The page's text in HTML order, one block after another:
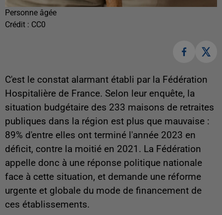
Personne âgée
Crédit : CC0
C'est le constat alarmant établi par la Fédération
Hospitalière de France. Selon leur enquête, la
situation budgétaire des 233 maisons de retraites
publiques dans la région est plus que mauvaise :
89% d'entre elles ont terminé l'année 2023 en
déficit, contre la moitié en 2021. La Fédération
appelle donc à une réponse politique nationale
face à cette situation, et demande une réforme
urgente et globale du mode de financement de
ces établissements.